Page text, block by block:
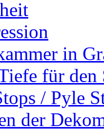
in
für den
/ Pyle
der